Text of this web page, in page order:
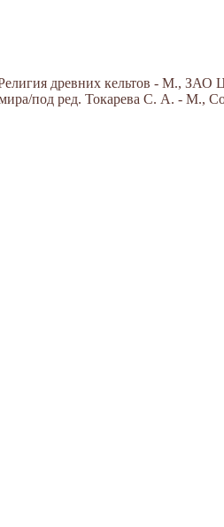
древних кельтов - М., ЗАО
под ред. Токарева С. А. - М.,